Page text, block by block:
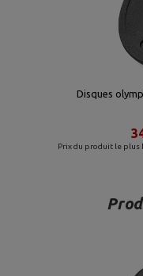
Disques
Prix du produit le plus